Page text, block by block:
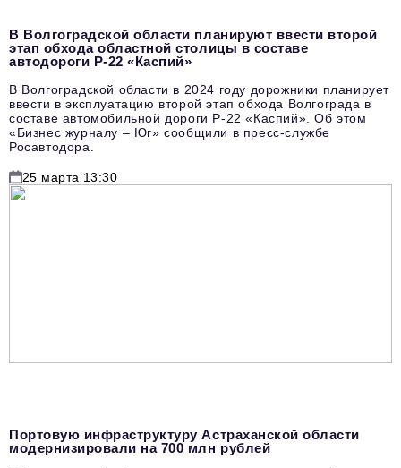
В Волгоградской области планируют ввести второй
этап обхода областной столицы в составе
автодороги Р-22 «Каспий»
В Волгоградской области в 2024 году дорожники планирует
ввести в эксплуатацию второй этап обхода Волгограда в
составе автомобильной дороги Р-22 «Каспий». Об этом
«Бизнес журналу – Юг» сообщили в пресс-службе
Росавтодора.
25 марта 13:30
Портовую инфраструктуру Астраханской области
модернизировали на 700 млн рублей